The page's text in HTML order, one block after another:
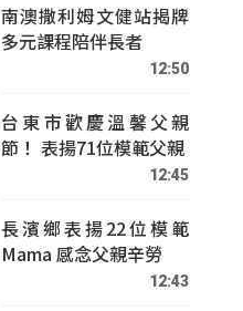
南澳撒利姆文健站揭牌
多元課程陪伴長者
12:50
台東市歡慶溫馨父親
節！ 表揚71位模範父親
12:45
長濱鄉表揚22位模範
Mama 感念父親辛勞
12:43